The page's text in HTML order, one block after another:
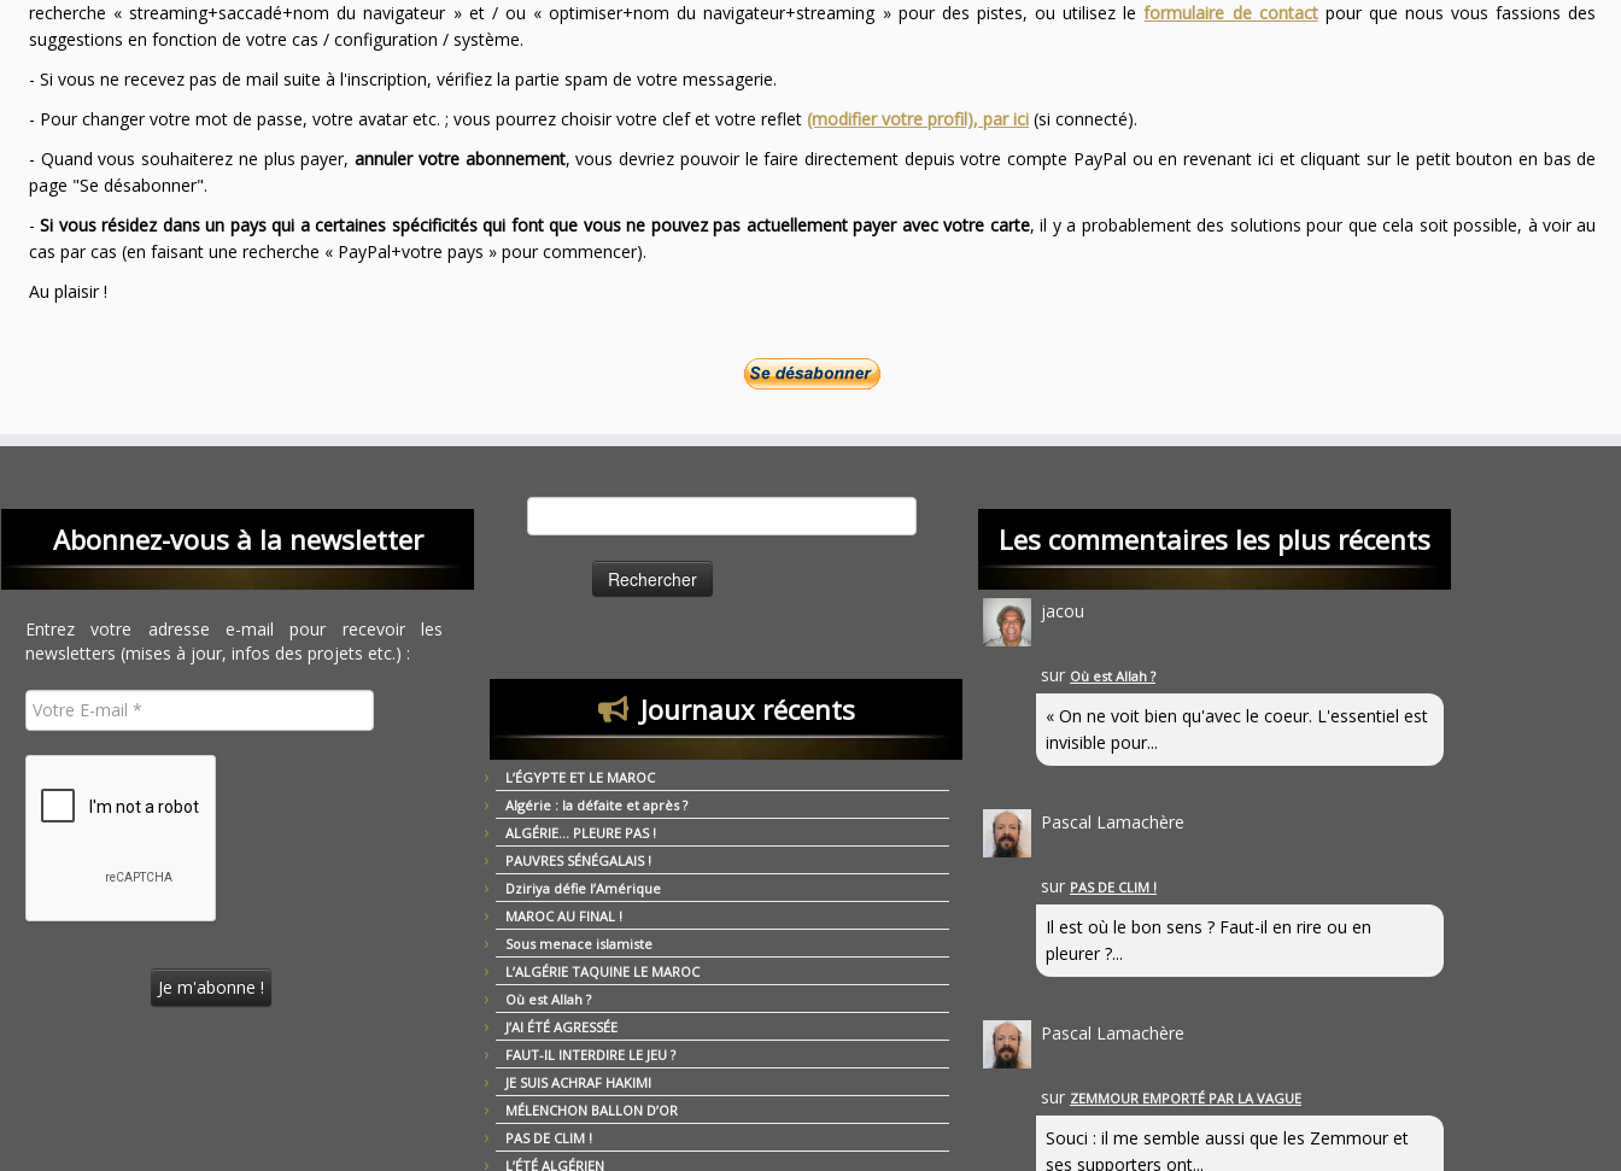
recherche « streaming+saccadé+nom du navigateur » et / ou « optimiser+nom du navigateur+streaming » pour des pistes, ou utilisez leformulaire de contactpour que nous vous fassions des
suggestions en fonction de votre cas / configuration / système.
- Si vous ne recevez pas de mail suite à l'inscription, vérifiez la partie spam de votre messagerie.
- Pour changer votre mot de passe, votre avatar etc. ; vous pourrez choisir votre clef et votre reflet (modifier votre profil), par ici(si connecté).
- Quand vous souhaiterez ne plus payer,annuler votre abonnement, vous devriez pouvoir le faire directement depuis votre compte PayPal ou en revenant ici et cliquant sur le petit bouton en bas de
page "Se désabonner".
-Si vous résidez dans un pays qui a certaines spécificités qui font que vous ne pouvez pas actuellement payer avec votre carte, il y a probablement des solutions pour que cela soit possible, à voir au
cas par cas (en faisant une recherche « PayPal+votre pays » pour commencer).
Au plaisir !
Abonnez-vous à la newsletter
Entrez votre adresse e-mail pour recevoir les
newsletters (mises à jour, infos des projets etc.) :
Journaux récents
L’ÉGYPTE ET LE MAROC
Algérie : la défaite et après ?
ALGÉRIE… PLEURE PAS !
PAUVRES SÉNÉGALAIS !
Dziriya défie l’Amérique
MAROC AU FINAL !
Sous menace islamiste
L’ALGÉRIE TAQUINE LE MAROC
Où est Allah ?
J’AI ÉTÉ AGRESSÉE
FAUT-IL INTERDIRE LE JEU ?
JE SUIS ACHRAF HAKIMI
MÉLENCHON BALLON D’OR
PAS DE CLIM !
L’ÉTÉ ALGÉRIEN
Les commentaires les plus récents
jacou
sur Où est Allah ?
« On ne voit bien qu'avec le coeur. L'essentiel est
invisible pour...
Pascal Lamachère
sur PAS DE CLIM !
Il est où le bon sens ? Faut-il en rire ou en
pleurer ?...
Pascal Lamachère
sur ZEMMOUR EMPORTÉ PAR LA VAGUE
Souci : il me semble aussi que les Zemmour et
ses supporters ont...